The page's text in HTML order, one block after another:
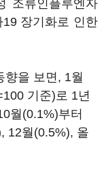
조류인플루엔자
장기화로 인한
향을 보면, 1월
기준)로 1년
월(0.1%)부터
12월(0.5%), 올